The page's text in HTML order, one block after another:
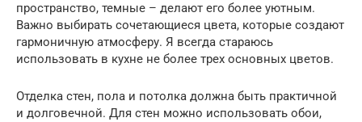
пространство, темные – делают его более уютным.
Важно выбирать сочетающиеся цвета, которые создают
гармоничную атмосферу. Я всегда стараюсь
использовать в кухне не более трех основных цветов.
Отделка стен, пола и потолка должна быть практичной
и долговечной. Для стен можно использовать обои,